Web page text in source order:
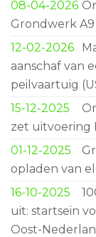
08-04-2026
Grondwerk
12-02-2026
aanschaf van
peilvaartuig
15-12-2025
zet uitvoering
01-12-2025
opladen van
16-10-2025
uit: startsein
Oost-